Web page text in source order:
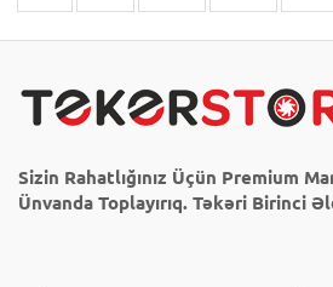
Sizin Rahatlığınız Üçün Premium
Ünvanda Toplayırıq. Təkəri Birinci